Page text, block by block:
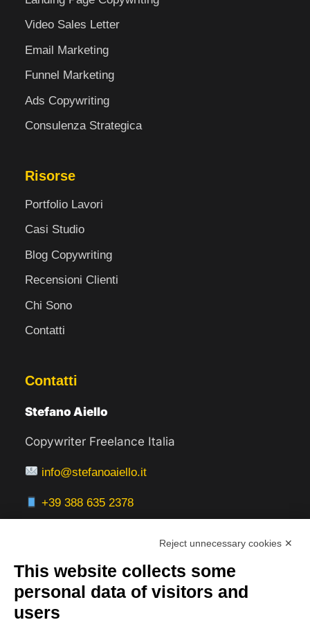
Video Sales Letter
Email Marketing
Funnel Marketing
Ads Copywriting
Consulenza Strategica
Risorse
Portfolio Lavori
Casi Studio
Blog Copywriting
Recensioni Clienti
Chi Sono
Contatti
Contatti
Stefano Aiello
Copywriter Freelance Italia
info@stefanoaiello.it
+39 388 635 2378
Aree Servite
Italia:
Reject unnecessary cookies ✕
This website collects some
personal data of visitors and
users